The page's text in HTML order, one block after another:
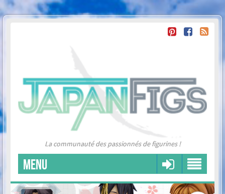
La communauté des passionnés de figurines !
MENU